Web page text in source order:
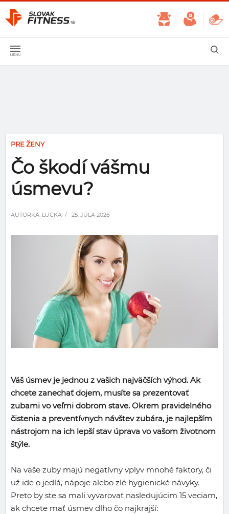
PRE ŽENY
Čo škodí vášmu
úsmevu?
AUTORKA: LUCKA / 25. JÚLA 2026
Váš úsmev je jednou z vašich najväčších výhod. Ak
chcete zanechať dojem, musíte sa prezentovať
zubami vo veľmi dobrom stave. Okrem pravidelného
čistenia a preventívnych návštev zubára, je najlepším
nástrojom na ich lepší stav úprava vo vašom životnom
štýle.
Na vaše zuby majú negatívny vplyv mnohé faktory, či
už ide o jedlá, nápoje alebo zlé hygienické návyky.
Preto by ste sa mali vyvarovať nasledujúcim 15 veciam,
ak chcete mať úsmev dlho čo najkrajší: